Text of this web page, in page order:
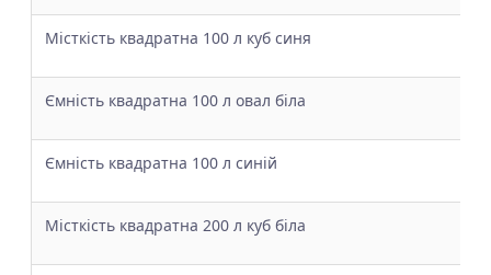
Місткість квадратна 100 л куб синя
Ємність квадратна 100 л овал біла
Ємність квадратна 100 л синій
Місткість квадратна 200 л куб біла